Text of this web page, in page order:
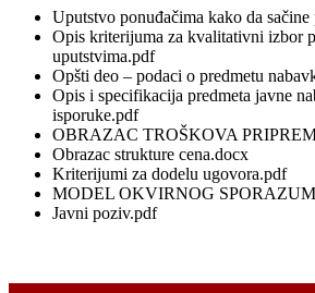
Uputstvo ponuđačima kako da
Opis kriterijuma za kvalitativni izbor
uputstvima.pdf
Opšti deo – podaci o predmetu
Opis i specifikacija predmeta javne
isporuke.pdf
OBRAZAC TROŠKOVA
Obrazac strukture cena.docx
Kriterijumi za dodelu ugovora.pdf
MODEL OKVIRNOG
Javni poziv.pdf